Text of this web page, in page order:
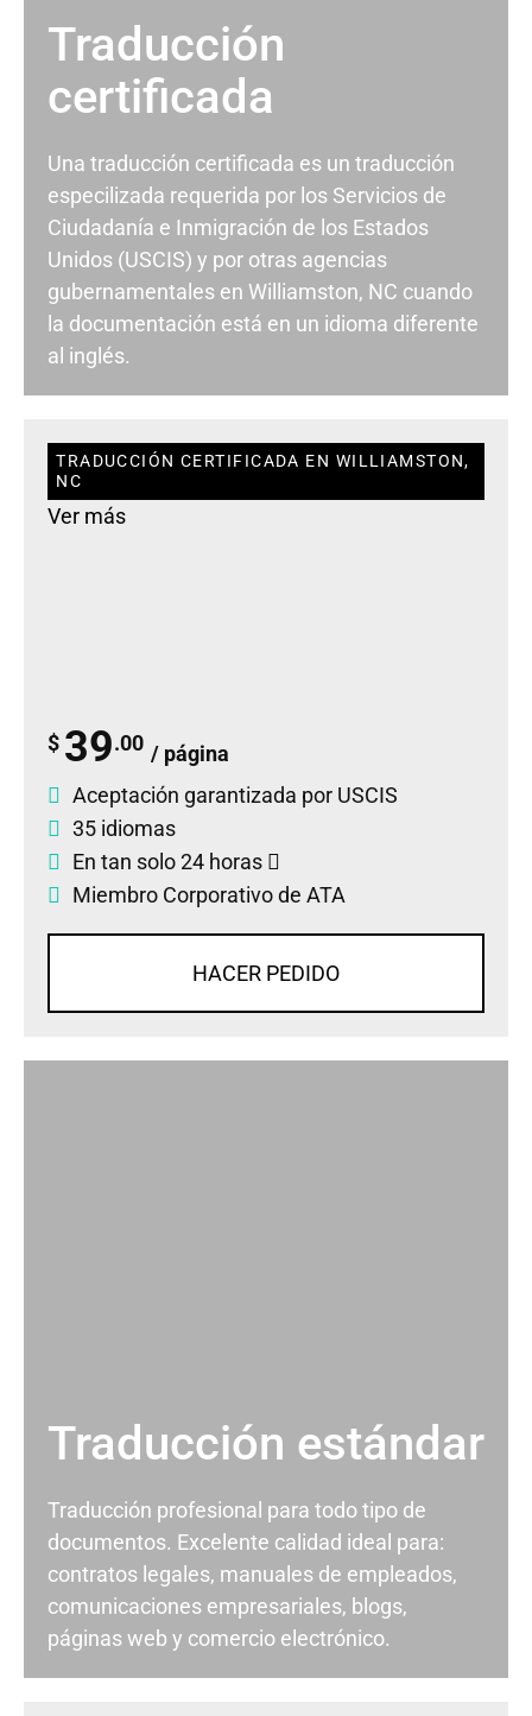
Traducción
certificada
Una traducción certificada es un traducción
especilizada requerida por los Servicios de
Ciudadanía e Inmigración de los Estados
Unidos (USCIS) y por otras agencias
gubernamentales en Williamston, NC cuando
la documentación está en un idioma diferente
al inglés.
TRADUCCIÓN CERTIFICADA EN WILLIAMSTON,
NC
Ver más
$ 39.00 / página
Aceptación garantizada por USCIS
35 idiomas
En tan solo 24 horas
Miembro Corporativo de ATA
HACER PEDIDO
Traducción estándar
Traducción profesional para todo tipo de
documentos. Excelente calidad ideal para:
contratos legales, manuales de empleados,
comunicaciones empresariales, blogs,
páginas web y comercio electrónico.